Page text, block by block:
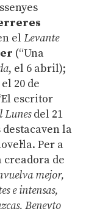
el Levante
(“Una
, el 6 abril);
20 de
escritor
Lunesdel 21
destacaven la
Per a
creadora de
mejor,
e intensas,
Beneyto